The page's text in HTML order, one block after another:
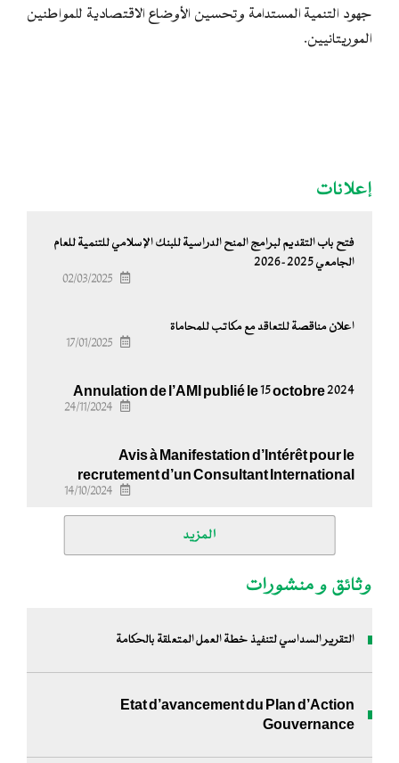
جهود التنمية المستدامة وتحسين الأوضاع الاقتصادية للمواطنين
الموريتانيين.
إعلانات
فتح باب التقديم لبرامج المنح الدراسية للبنك الإسلامي للتنمية للعام
الجامعي 2025-2026
02/03/2025
اعلان مناقصة للتعاقد مع مكاتب للمحاماة
17/01/2025
Annulation de l’AMI publié le 15 octobre 2024
24/11/2024
Avis à Manifestation d’Intérêt pour le
recrutement d’un Consultant International
14/10/2024
المزيد
وثائق و منشورات
التقرير السداسي لتنفيذ خطة العمل المتعلقة بالحكامة
Etat d’avancement du Plan d’Action
Gouvernance